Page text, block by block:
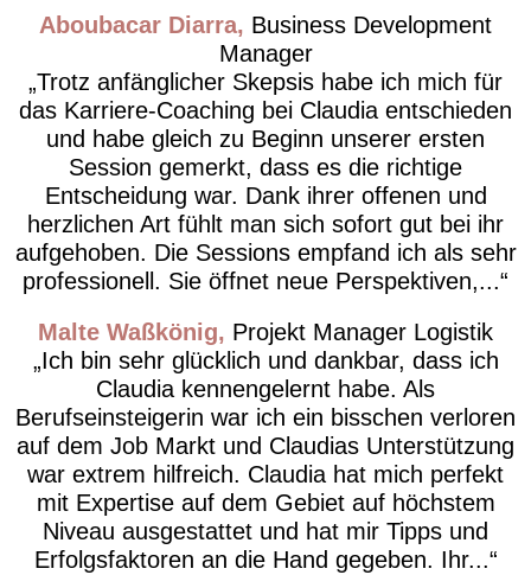
Aboubacar Diarra Business Development
Manager
Trotz anfänglicher Skepsis habe ich mich für
das Karriere-Coaching bei Claudia entschieden
und habe gleich zu Beginn unserer ersten
Session gemerkt, dass es die richtige
Entscheidung war. Dank ihrer offenen und
herzlichen Art fühlt man sich sofort gut bei ihr
aufgehoben. Die Sessions empfand ich als sehr
professionell. Sie öffnet neue Perspektiven,...
Malte Waßkönig
Projekt Manager Logistik
Ich bin sehr glücklich und dankbar, dass ich
Claudia kennengelernt habe. Als
Berufseinsteigerin war ich ein bisschen verloren
auf dem Job Markt und Claudias Unterstützung
war extrem hilfreich. Claudia hat mich perfekt
mit Expertise auf dem Gebiet auf höchstem
Niveau ausgestattet und hat mir Tipps und
Erfolgsfaktoren an die Hand gegeben. Ihr...